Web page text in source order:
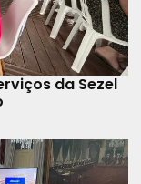
da Sezel